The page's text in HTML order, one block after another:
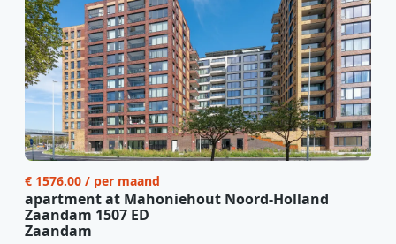
€ 1576.00 / per maand
apartment at Mahoniehout Noord-Holland
Zaandam 1507 ED
Zaandam